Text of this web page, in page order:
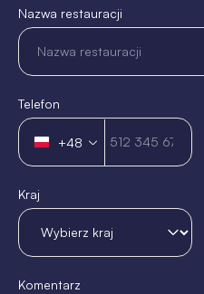
Nazwa restauracji
Telefon
Polska
+48
+48
Kraj
Komentarz